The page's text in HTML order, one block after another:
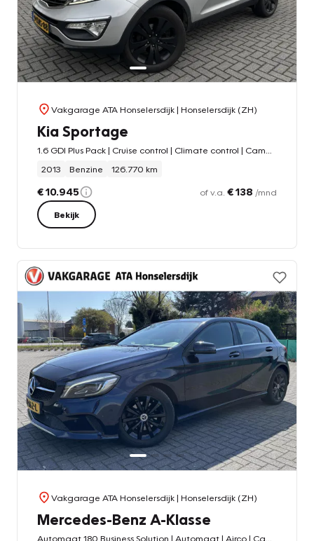
Vakgarage ATA Honselersdijk| Honselersdijk (ZH)
Kia Sportage
2013
Benzine 126.770 km
€ 10.945 of v.a. € 138 /mnd
Bekijk
Vakgarage ATA Honselersdijk| Honselersdijk (ZH)
Mercedes-Benz A-Klasse